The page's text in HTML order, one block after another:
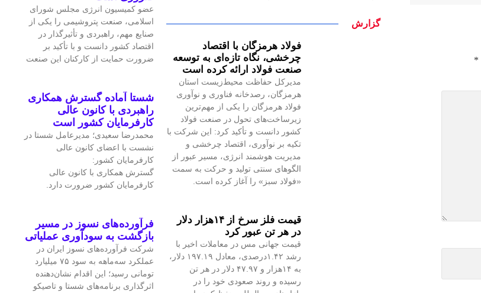
*
گزارش
فولاد هرمزگان با اقتصاد
چرخشی، نگاه تازه‌ای به توسعه
صنعت فولاد ارائه کرده است
مدیرکل حفاظت محیط‌زیست استان
هرمزگان، رصدخانه فناوری و نوآوری
فولاد هرمزگان را یکی از مهم‌ترین
زیرساخت‌های تحول در صنعت فولاد
کشور دانست و تأکید کرد: این شرکت با
تکیه بر نوآوری، اقتصاد چرخشی و
مدیریت هوشمند انرژی، مسیر عبور از
الگوهای سنتی تولید و حرکت به سمت
«فولاد سبز» را آغاز کرده است.
قیمت فلز سرخ از ۱۴هزار دلار
در هر تن عبور کرد
قیمت جهانی مس در معاملات اخیر با
رشد ۱.۴۲درصدی، معادل ۱۹۷.۱۹ دلار،
به ۱۴هزار و ۴۷.۹۷ دلار در هر تن
رسیده و روند صعودی خود را در
عضو کمیسیون انرژی مجلس شورای
اسلامی، صنعت پتروشیمی را یکی از
صنایع مهم، راهبردی و تأثیرگذار در
اقتصاد کشور دانست و با تأکید بر
ضرورت حمایت از کارکنان این صنعت
شستا آماده گسترش همکاری
راهبردی با کانون عالی
کارفرمایان کشور است
محمدرضا سعیدی؛ مدیرعامل شستا در
نشست با اعضای کانون عالی
کارفرمایان کشور:
گسترش همکاری با کانون عالی
کارفرمایان کشور ضرورت دارد.
فرآورده‌های نسوز در مسیر
بازگشت به سودآوری عملیاتی
شرکت فرآورده‌های نسوز ایران در
عملکرد سه‌ماهه به سود ۷۵ میلیارد
تومانی رسید؛ این اقدام نشان‌دهنده
اثرگذاری برنامه‌های شستا و تاصیکو